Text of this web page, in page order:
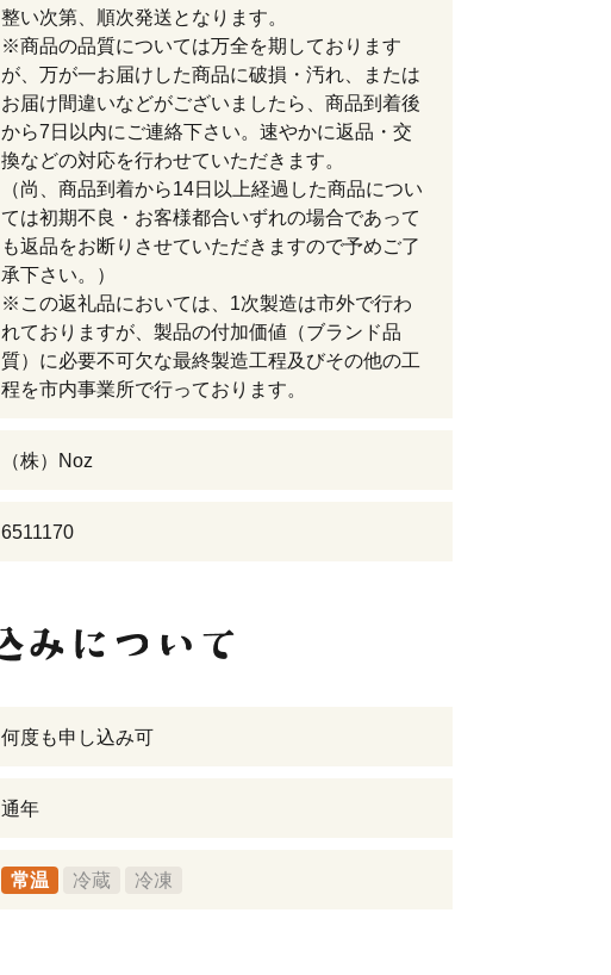
整い次第、順次発送となります。
※商品の品質については万全を期しております
が、万が一お届けした商品に破損・汚れ、または
お届け間違いなどがございましたら、商品到着後
から7日以内にご連絡下さい。速やかに返品・交
換などの対応を行わせていただきます。
（尚、商品到着から14日以上経過した商品につい
ては初期不良・お客様都合いずれの場合であって
も返品をお断りさせていただきますので予めご了
承下さい。）
※この返礼品においては、1次製造は市外で行わ
れておりますが、製品の付加価値（ブランド品
質）に必要不可欠な最終製造工程及びその他の工
程を市内事業所で行っております。
（株）Noz
6511170
何度も申し込み可
通年
常温 冷蔵 冷凍